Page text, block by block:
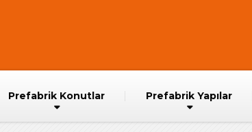
Prefabrik Konutlar Prefabrik Yapılar